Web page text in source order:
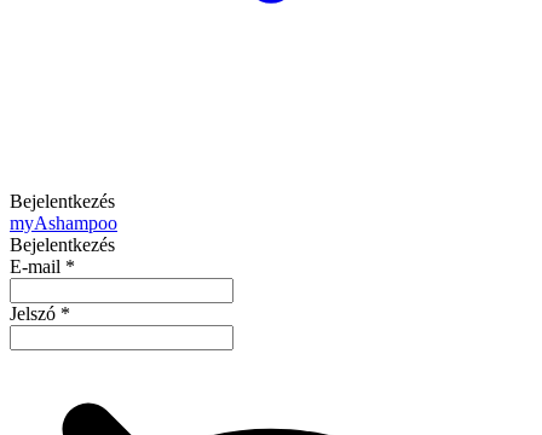
Bejelentkezés
myAshampoo
Bejelentkezés
E-mail *
Jelszó *